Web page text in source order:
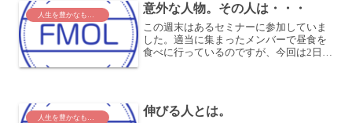
なーとか。うまくいくかなー...
意外な人物。その人は・・・
この週末はあるセミナーに参加していま
した。適当に集まったメンバーで昼食を
食べに行っているのですが、今回は2日連
う！！唐辛子マーク3個...
人生を豊かなものに 伸びる人とは。